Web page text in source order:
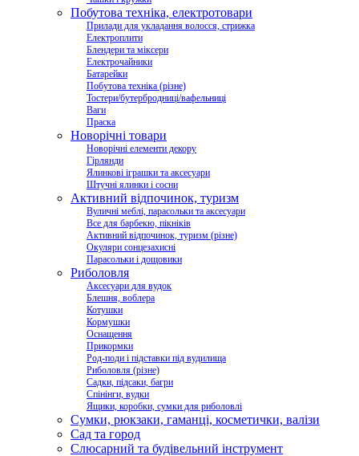
Побутова техніка, електротовари
Прилади для укладання волосся, стрижка
Електроплити
Блендери та міксери
Електрочайники
Батарейки
Побутова техніка (різне)
Тостери/бутербродниці/вафельниці
Ваги
Праска
Новорічні товари
Новорічні елементи декору
Гірлянди
Ялинкові іграшки та аксесуари
Штучні ялинки і сосни
Активний відпочинок, туризм
Вуличні меблі, парасольки та аксесуари
Все для барбекю, пікніків
Активний відпочинок, туризм (різне)
Окуляри сонцезахисні
Парасольки і дощовики
Риболовля
Аксесуари для вудок
Блешня, воблера
Котушки
Кормушки
Оснащення
Прикормки
Род-поди і підставки під вудилища
Риболовля (різне)
Садки, підсаки, багри
Спінінги, вудки
Ящики, коробки, сумки для риболовлі
Сумки, рюкзаки, гаманці, косметички, валізи
Сад та город
Слюсарний та будівельний інструмент